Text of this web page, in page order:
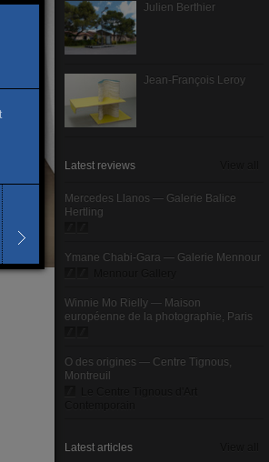
Julien Berthier
Jean-François Leroy
Latest reviews View all
Mercedes Llanos — Galerie Balice
Hertling
Ymane Chabi-Gara — Galerie Mennour
Mennour Gallery
Winnie Mo Rielly — Maison
européenne de la photographie, Paris
O des origines — Centre Tignous,
Montreuil
Le Centre Tignous d'Art
Contemporain
Latest articles View all